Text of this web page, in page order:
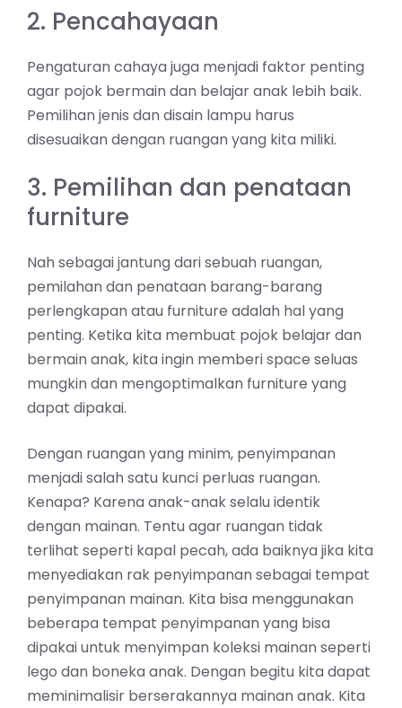
2. Pencahayaan
Pengaturan cahaya juga menjadi faktor penting
agar pojok bermain dan belajar anak lebih baik.
Pemilihan jenis dan disain lampu harus
disesuaikan dengan ruangan yang kita miliki.
3. Pemilihan dan penataan
furniture
Nah sebagai jantung dari sebuah ruangan,
pemilahan dan penataan barang-barang
perlengkapan atau furniture adalah hal yang
penting. Ketika kita membuat pojok belajar dan
bermain anak, kita ingin memberi space seluas
mungkin dan mengoptimalkan furniture yang
dapat dipakai.
Dengan ruangan yang minim, penyimpanan
menjadi salah satu kunci perluas ruangan.
Kenapa? Karena anak-anak selalu identik
dengan mainan. Tentu agar ruangan tidak
terlihat seperti kapal pecah, ada baiknya jika kita
menyediakan rak penyimpanan sebagai tempat
penyimpanan mainan. Kita bisa menggunakan
beberapa tempat penyimpanan yang bisa
dipakai untuk menyimpan koleksi mainan seperti
lego dan boneka anak. Dengan begitu kita dapat
meminimalisir berserakannya mainan anak. Kita